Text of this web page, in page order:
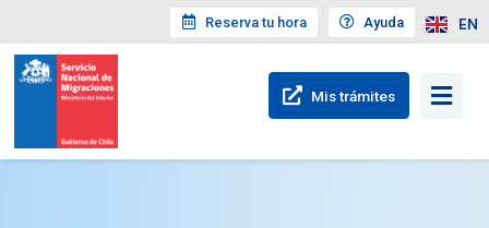
Reserva tu hora Ayuda EN
Mis trámites